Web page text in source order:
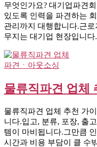
무엇인가요? 대기업파견
있도록 인력을 파견하는
관리까지 대행합니다.근
무지는 대기업 현장입니
파견ㆍ아웃소싱
물류직파견 업체
물류직파견 업체 추천 가
니다.입고, 분류, 포장, 출
템이 마비됩니다.그만큼
시간과 비용 부담이 클 수